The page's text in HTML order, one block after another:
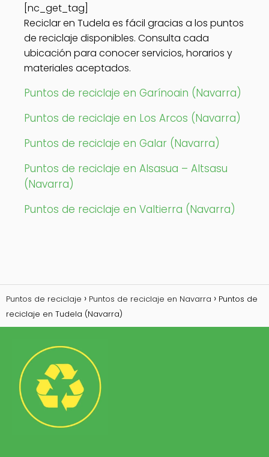
[nc_get_tag]
Reciclar en Tudela es fácil gracias a los puntos
de reciclaje disponibles. Consulta cada
ubicación para conocer servicios, horarios y
materiales aceptados.
Puntos de reciclaje en Garínoain (Navarra)
Puntos de reciclaje en Los Arcos (Navarra)
Puntos de reciclaje en Galar (Navarra)
Puntos de reciclaje en Alsasua – Altsasu
(Navarra)
Puntos de reciclaje en Valtierra (Navarra)
Puntos de reciclaje Puntos de reciclaje en Navarra
Puntos de
reciclaje en Tudela (Navarra)